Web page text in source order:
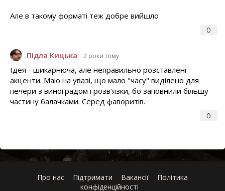
0
Але в такому форматі теж добре вийшло
Підла Кицька 2 роки тому
0
Ідея - шикарнюча, але неправильно розставлені
акценти. Маю на увазі, що мало "часу" виділено для
печери з виноградом і розв'язки, бо заповнили більшу
частину балачками. Серед фаворитів.
Про нас Підтримати Вакансії
Політика
конфіденційності